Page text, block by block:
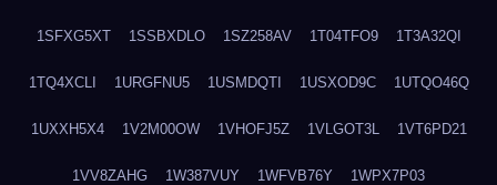
1SFXG5XT 1SSBXDLO 1SZ258AV 1T04TFO9 1T3A32QI
1TQ4XCLI 1URGFNU5 1USMDQTI 1USXOD9C 1UTQO46Q
1UXXH5X4 1V2M00OW 1VHOFJ5Z 1VLGOT3L 1VT6PD21
1VV8ZAHG 1W387VUY 1WFVB76Y 1WPX7P03